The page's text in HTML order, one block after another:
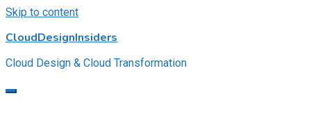
Skip to content
CloudDesignInsiders
Cloud Design & Cloud Transformation